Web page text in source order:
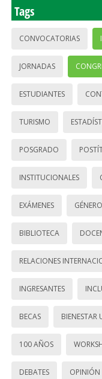
Tags
CONVOCATORIAS
JORNADAS
ESTUDIANTES
TURISMO
POSGRADO
INSTITUCIONALES
EXÁMENES GÉNERO
BIBLIOTECA
RELACIONES
INGRESANTES
BECAS BIENESTAR
100 AÑOS
DEBATES OPINIÓN